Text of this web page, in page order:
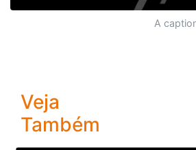
A
Veja
Também